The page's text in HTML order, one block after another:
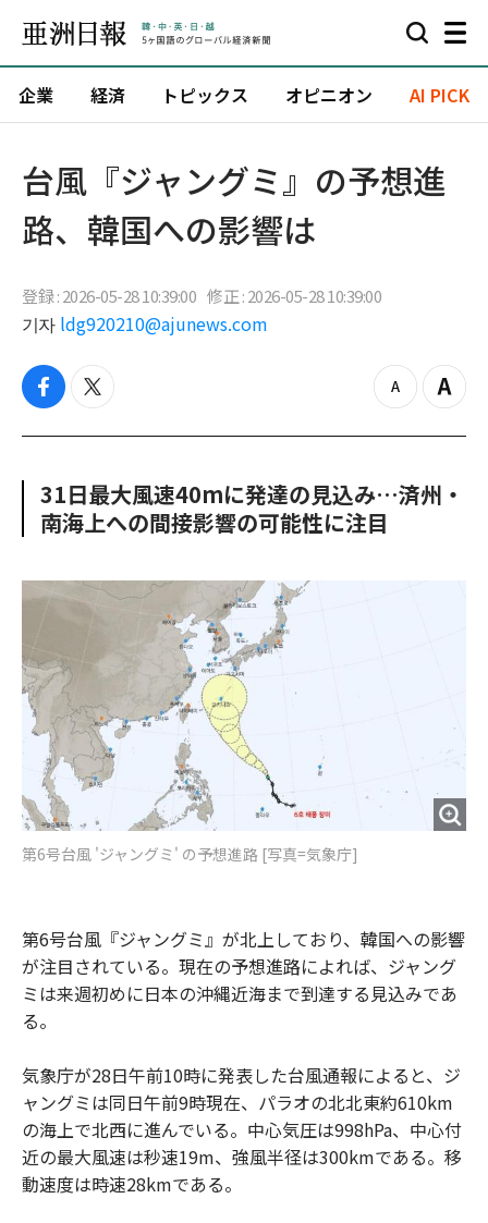
企業 経済 トピックス オピニオン AI PICK
台風『ジャングミ』の予想進
路、韓国への影響は
登録 : 2026-05-28 10:39:00 修正 : 2026-05-28 10:39:00
기자 ldg920210@ajunews.com
f
c
o
o
k
t
i
e
r
z
o
u
Z
o
n
31日最大風速40mに発達の見込み…済州・
南海上への間接影響の可能性に注目
第6号台風 'ジャングミ' の予想進路 [写真=気象庁]
第6号台風『ジャングミ』が北上しており、韓国への影響
が注目されている。現在の予想進路によれば、ジャング
ミは来週初めに日本の沖縄近海まで到達する見込みであ
る。
気象庁が28日午前10時に発表した台風通報によると、ジ
ャングミは同日午前9時現在、パラオの北北東約610km
の海上で北西に進んでいる。中心気圧は998hPa、中心付
近の最大風速は秒速19m、強風半径は300kmである。移
動速度は時速28kmである。